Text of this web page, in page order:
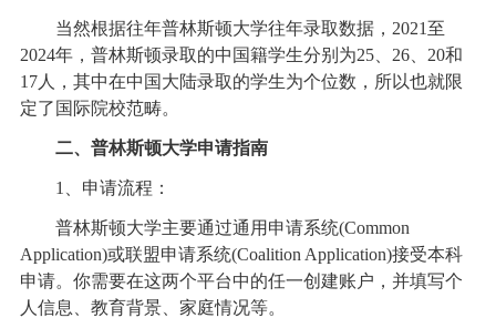
当然根据往年普林斯顿大学往年录取数据，2021至
2024年，普林斯顿录取的中国籍学生分别为25、26、20和
17人，其中在中国大陆录取的学生为个位数，所以也就限
定了国际院校范畴。
二、普林斯顿大学申请指南
1、申请流程：
普林斯顿大学主要通过通用申请系统(Common
Application)或联盟申请系统(Coalition Application)接受本科
申请。你需要在这两个平台中的任一创建账户，并填写个
人信息、教育背景、家庭情况等。